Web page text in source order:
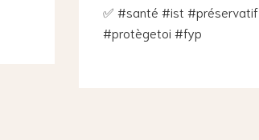
✅ #santé #ist #préservatif
#protègetoi #fyp